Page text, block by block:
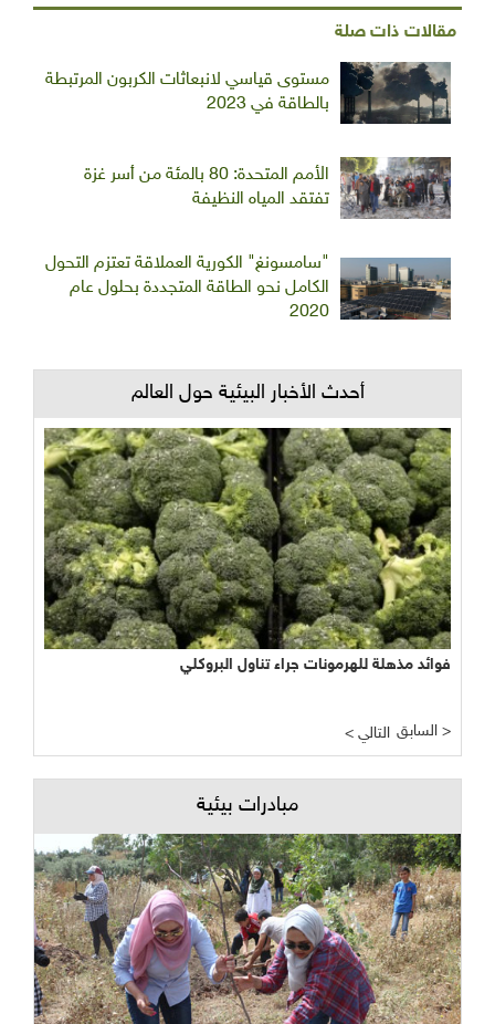
مقالات ذات صلة
مستوى قياسي لانبعاثات الكربون المرتبطة
بالطاقة في 2023
الأمم المتحدة: 80 بالمئة من أسر غزة
تفتقد المياه النظيفة
"سامسونغ" الكورية العملاقة تعتزم التحول
الكامل نحو الطاقة المتجددة بحلول عام
2020
أحدث الأخبار البيئية حول العالم
فوائد مذهلة للهرمونات جراء تناول البروكلي
< التالي السابق >
مبادرات بيئية